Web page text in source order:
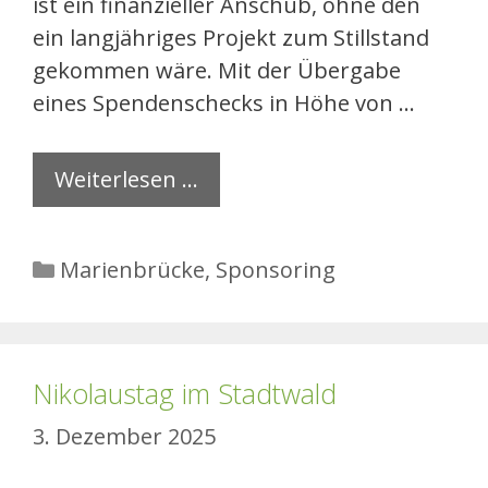
ein langjähriges Projekt zum Stillstand
gekommen wäre. Mit der Übergabe
eines Spendenschecks in Höhe von …
Weiterlesen …
Kategorien
Marienbrücke, Sponsoring
Nikolaustag im Stadtwald
3. Dezember 2025